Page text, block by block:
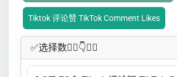
Tiktok 评论赞 TikTok Comment Likes
✅​选择数👇🏻​​👇👇🏻​​